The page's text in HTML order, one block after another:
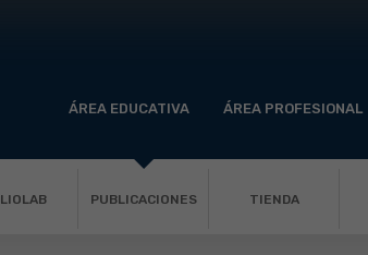
ÁREA EDUCATIVA ÁREA PROFESIONAL
PUBLICACIONES TIENDA